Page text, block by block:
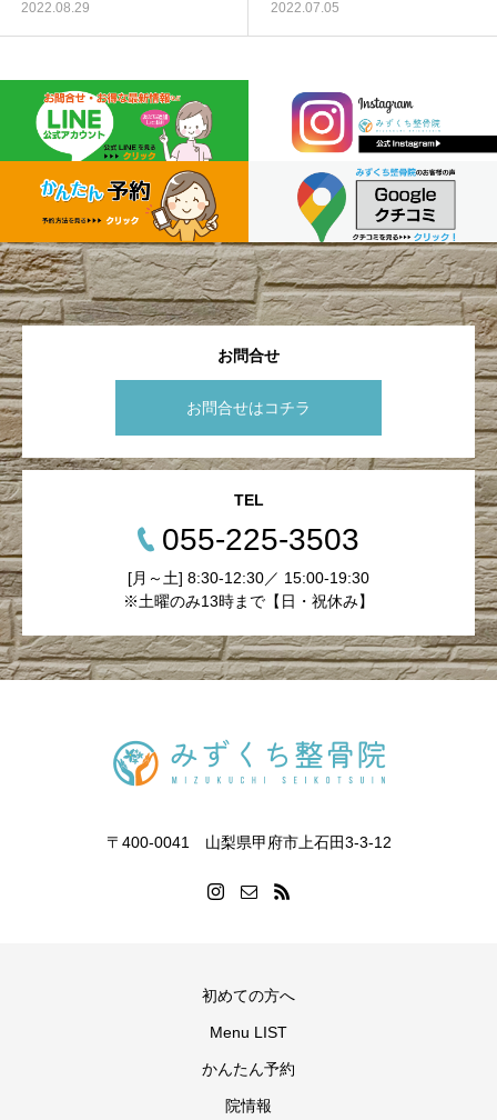
2022.08.29 2022.07.05
お問合せ
お問合せはコチラ
TEL
055-225-3503
[月～土] 8:30-12:30／ 15:00-19:30
※土曜のみ13時まで【日・祝休み】
〒400-0041 山梨県甲府市上石田3-3-12
初めての方へ
Menu LIST
かんたん予約
院情報